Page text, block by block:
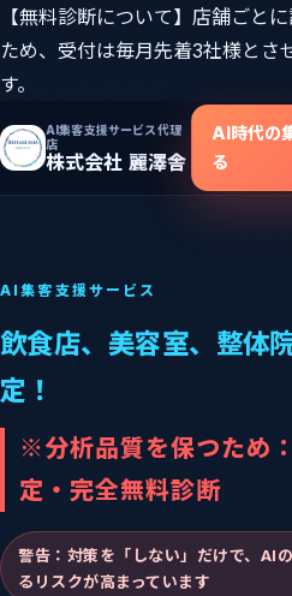
【無料診断について】店舗ごと
ため、受付は毎月先着3社様とさ
す。
AI集客支援サービス代理
店
株式会社 麗澤舎
AI時代の
る
AI集客支援サービス
飲食店、美容室、整体
定！
※分析品質を保つため
定・完全無料診断
警告：対策を「しない」だけで、AI
るリスクが高まっています